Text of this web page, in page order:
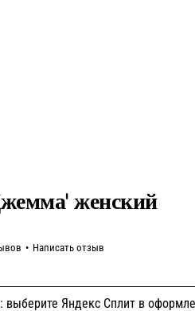
женский
выберите Яндекс Сплит в
• Написать отзыв